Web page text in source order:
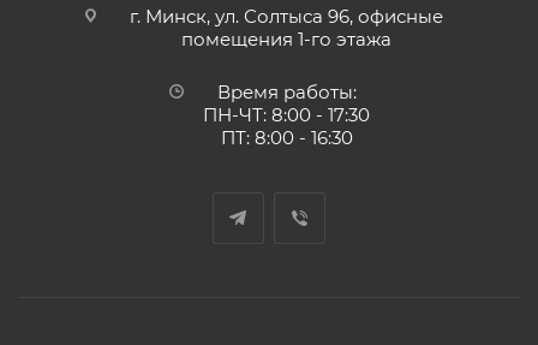
г. Минск, ул. Солтыса 96, офисные
помещения 1-го этажа
Время работы:
ПН-ЧТ: 8:00 - 17:30
ПТ: 8:00 - 16:30